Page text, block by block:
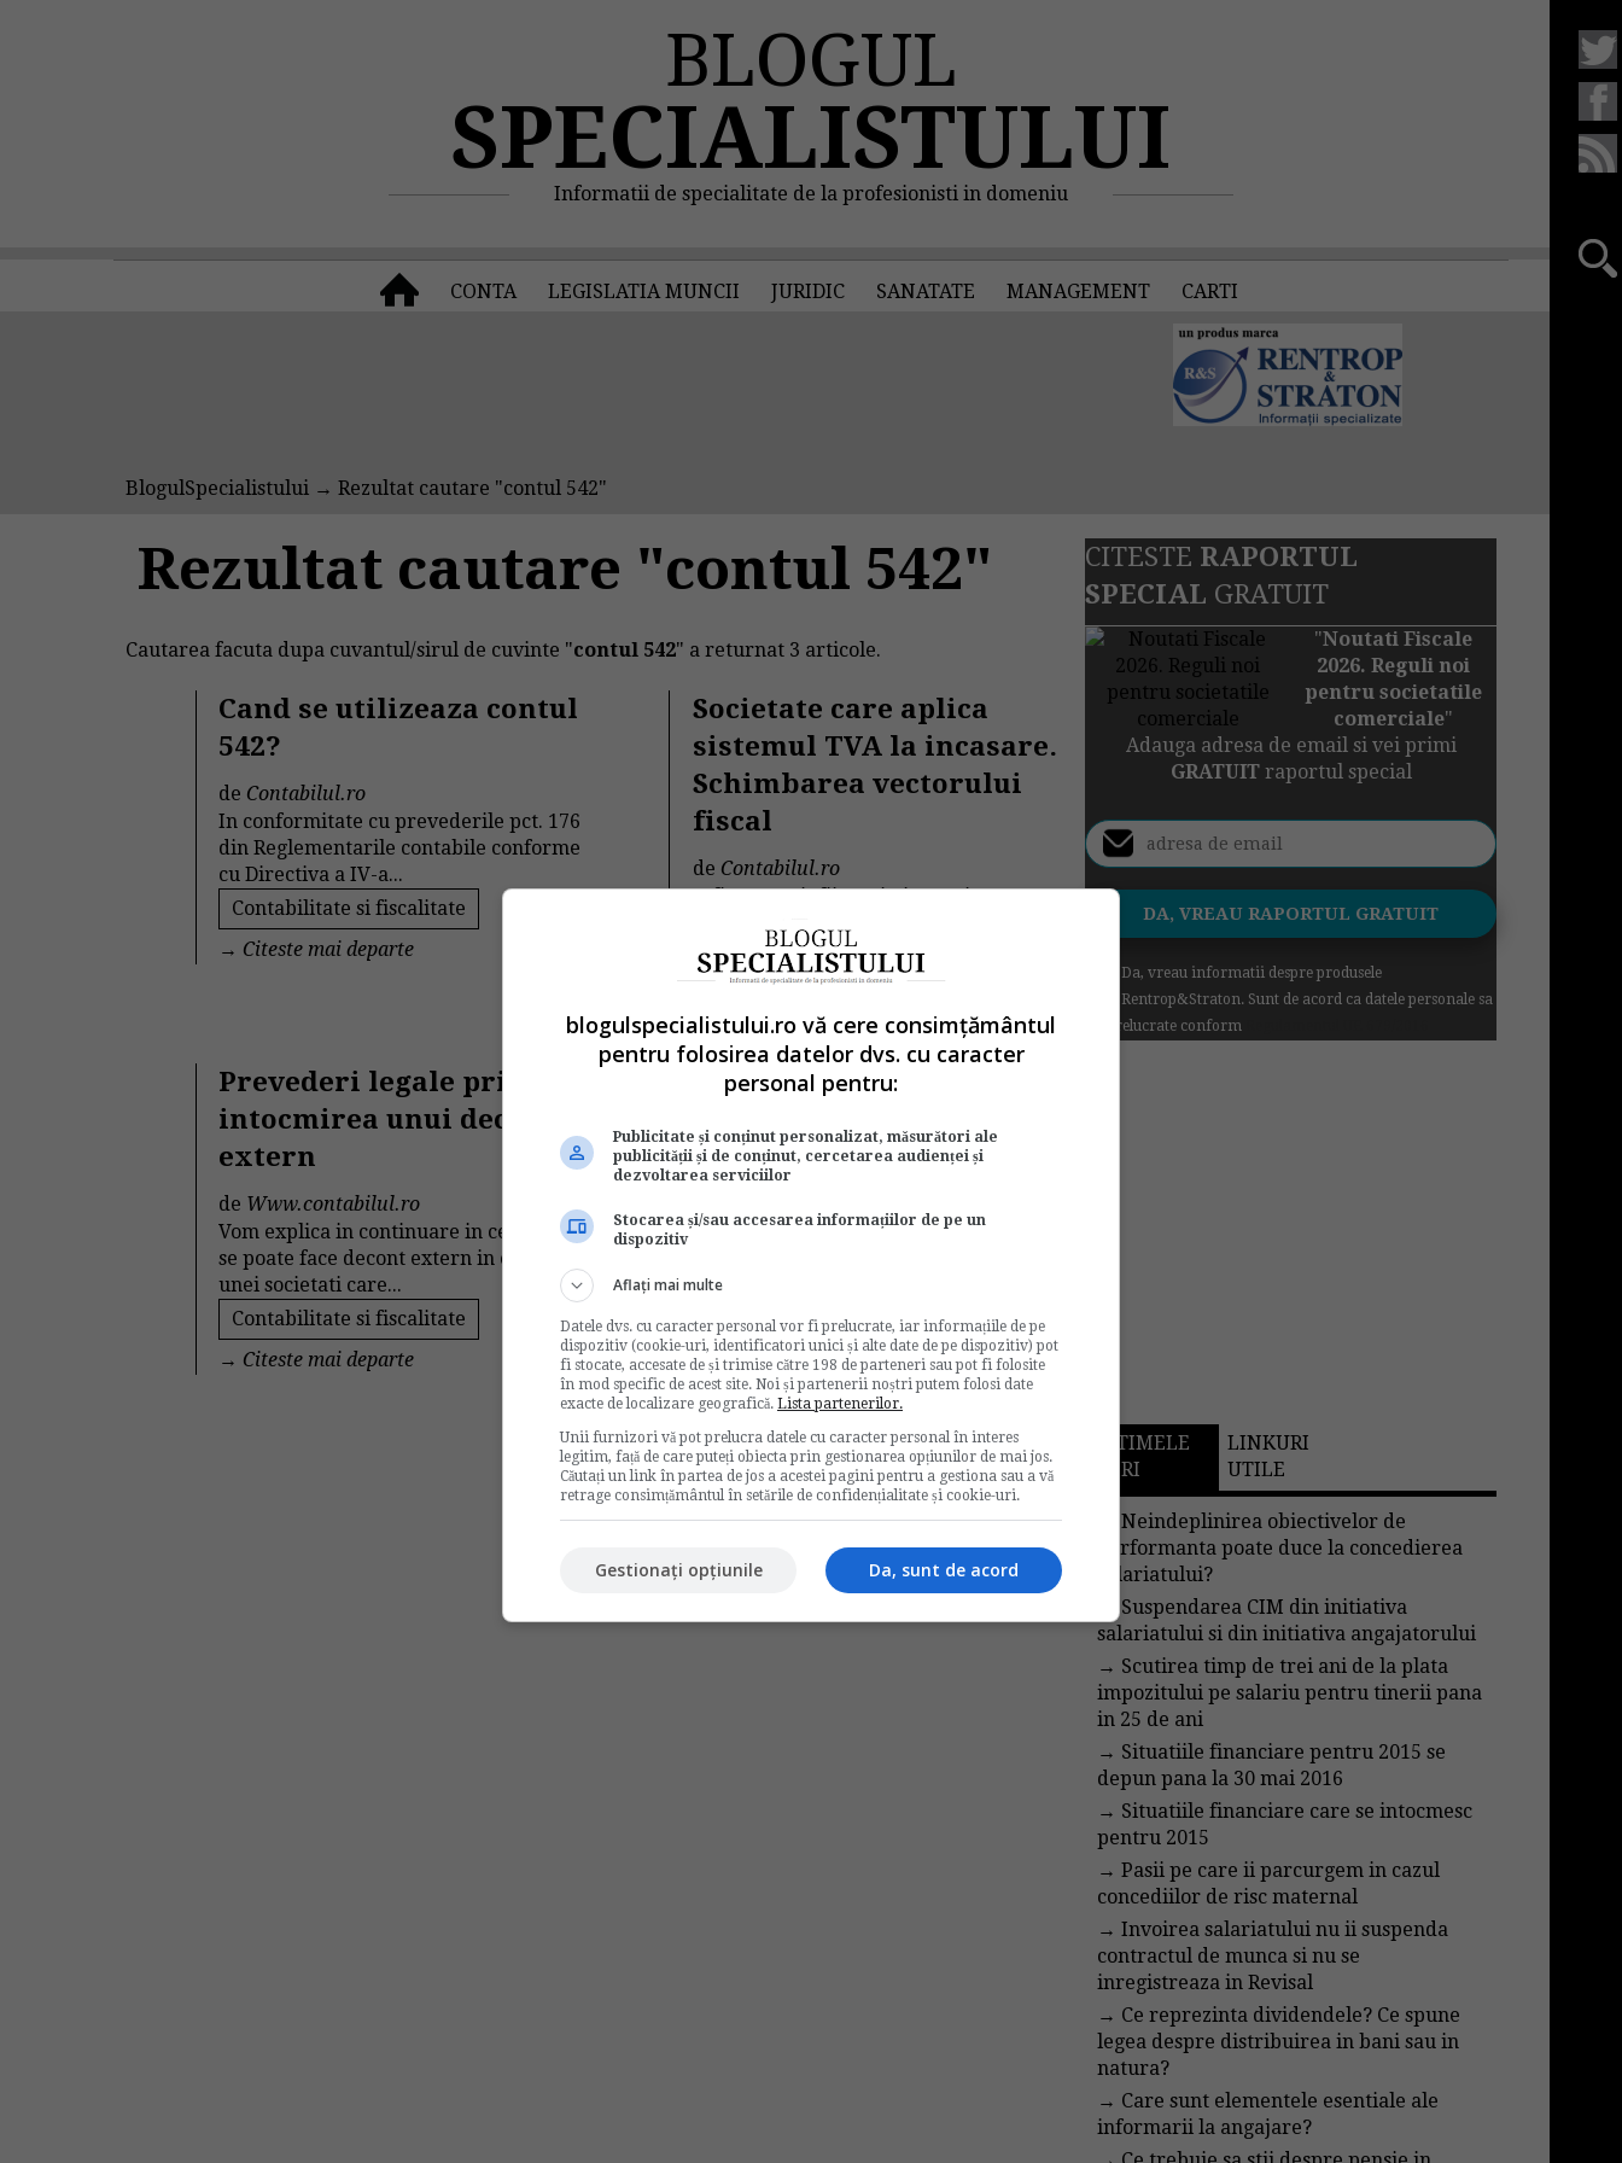
BLOGUL
SPECIALISTULUI
Informatii de specialitate de la profesionisti in domeniu
CONTA LEGISLATIA MUNCII JURIDIC SANATATE MANAGEMENT CARTI
BlogulSpecialistului → Rezultat cautare "contul 542"
Rezultat cautare "contul 542"
Cautarea facuta dupa cuvantul/sirul de cuvinte "contul 542" a returnat 3 articole.
Cand se utilizeaza contul
542?
de Contabilul.ro
In conformitate cu prevederile pct. 176
din Reglementarile contabile conforme
cu Directiva a IV-a...
Contabilitate si fiscalitate
→ Citeste mai departe
Societate care aplica
sistemul TVA la incasare.
Schimbarea vectorului
fiscal
de Contabilul.ro
O firma s-a infiintat in ianuarie 2013,
platitoare de...
Contabilitate si fiscalitate
→Citeste mai departe
Prevederi legale privind
intocmirea unui decont
extern
de Www.contabilul.ro
Vom explica in continuare in ce masura
se poate face decont extern in cazul in
unei societati care...
Contabilitate si fiscalitate
→ Citeste mai departe
CITESTE RAPORTUL
SPECIAL GRATUIT
"Noutati Fiscale
2026. Reguli noi
pentru societatile
comerciale"
Adauga adresa de email si vei primi
GRATUITraportul special
Da, vreau informatii despre produsele
Rentrop&Straton. Sunt de acord ca datele personale sa
fie prelucrate conform
ULTIMELE
STIRI
LINKURI
UTILE
→Neindeplinirea obiectivelor de
performanta poate duce la concedierea
salariatului?
Suspendarea CIM din initiativa
salariatului si din initiativa angajatorului
→ Scutirea timp de trei ani de la plata
impozitului pe salariu pentru tinerii pana
in 25 de ani
→ Situatiile financiare pentru 2015 se
depun pana la 30 mai 2016
→ Situatiile financiare care se intocmesc
pentru 2015
→Pasii pe care ii parcurgem in cazul
concediilor de risc maternal
→Invoirea salariatului nu ii suspenda
contractul de munca si nu se
inregistreaza in Revisal
→ Ce reprezinta dividendele? Ce spune
legea despre distribuirea in bani sau in
natura?
→ Care sunt elementele esentiale ale
informarii la angajare?
blogulspecialistului.ro vă cere consimțământul
pentru folosirea datelor dvs. cu caracter
personal pentru:
Publicitate și conținut personalizat, măsurători ale
publicității și de conținut, cercetarea audienței și
dezvoltarea serviciilor
Stocarea și/sau accesarea informațiilor de pe un
dispozitiv
Aflați mai multe
Datele dvs. cu caracter personal vor fi prelucrate, iar informațiile de pe
dispozitiv (cookie-uri, identificatori unici și alte date de pe dispozitiv) pot
fi stocate, accesate de și trimise către 198 de parteneri sau pot fi folosite
în mod specific de acest site. Noi și partenerii noștri putem folosi date
exacte de localizare geografică. Lista partenerilor.
Unii furnizori vă pot prelucra datele cu caracter personal în interes
legitim, față de care puteți obiecta prin gestionarea opțiunilor de mai jos.
Căutați un link în partea de jos a acestei pagini pentru a gestiona sau a vă
retrage consimțământul în setările de confidențialitate și cookie-uri.
Da, sunt de acord
Gestionați opțiunile